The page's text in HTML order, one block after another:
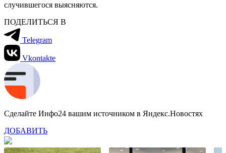
случившегося выясняются.
ПОДЕЛИТЬСЯ В
Telegram
Vkontakte
Сделайте Инфо24 вашим источником в Яндекс.Новостях
ДОБАВИТЬ